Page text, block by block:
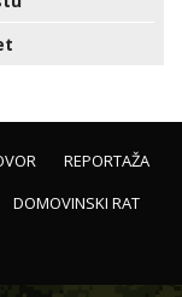
REPORTAŽA
DOMOVINSKI RAT